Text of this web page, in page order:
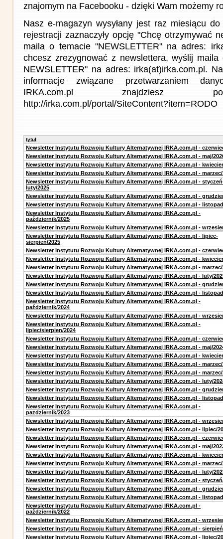
znajomym na Facebooku - dzięki Wam możemy
Nasz e-magazyn wysyłany jest raz miesiącu
rejestracji zaznaczyły opcję "Chcę otrzymywać
maila o temacie "NEWSLETTER" na adres:
chcesz zrezygnować z newslettera, wyślij
NEWSLETTER" na adres: irka(at)irka.com.pl.
informacje związane przetwarzaniem
IRKA.com.pl znajdziesz
http://irka.com.pl/portal/SiteContent?item=RODO
tytuł
Newsletter Instytutu Rozwoju Kultury Alternatywnej IRKA.com.pl -
Newsletter Instytutu Rozwoju Kultury Alternatywnej IRKA.com.pl - maj/
Newsletter Instytutu Rozwoju Kultury Alternatywnej IRKA.com.pl -
Newsletter Instytutu Rozwoju Kultury Alternatywnej IRKA.com.pl - marzec/
Newsletter Instytutu Rozwoju Kultury Alternatywnej IRKA.com.pl -
luty/2025
Newsletter Instytutu Rozwoju Kultury Alternatywnej IRKA.com.pl -
Newsletter Instytutu Rozwoju Kultury Alternatywnej IRKA.com.pl -
Newsletter Instytutu Rozwoju Kultury Alternatywnej IRKA.com.pl -
październik/2025
Newsletter Instytutu Rozwoju Kultury Alternatywnej IRKA.com.pl -
Newsletter Instytutu Rozwoju Kultury Alternatywnej IRKA.com.pl - lipiec-
sierpień/2025
Newsletter Instytutu Rozwoju Kultury Alternatywnej IRKA.com.pl -
Newsletter Instytutu Rozwoju Kultury Alternatywnej IRKA.com.pl -
Newsletter Instytutu Rozwoju Kultury Alternatywnej IRKA.com.pl - marzec/
Newsletter Instytutu Rozwoju Kultury Alternatywnej IRKA.com.pl - luty/
Newsletter Instytutu Rozwoju Kultury Alternatywnej IRKA.com.pl -
Newsletter Instytutu Rozwoju Kultury Alternatywnej IRKA.com.pl -
Newsletter Instytutu Rozwoju Kultury Alternatywnej IRKA.com.pl -
październik/2024
Newsletter Instytutu Rozwoju Kultury Alternatywnej IRKA.com.pl -
Newsletter Instytutu Rozwoju Kultury Alternatywnej IRKA.com.pl -
lipiec/sierpien/2024
Newsletter Instytutu Rozwoju Kultury Alternatywnej IRKA.com.pl -
Newsletter Instytutu Rozwoju Kultury Alternatywnej IRKA.com.pl - maj/
Newsletter Instytutu Rozwoju Kultury Alternatywnej IRKA.com.pl -
Newsletter Instytutu Rozwoju Kultury Alternatywnej IRKA.com.pl - marzec/
Newsletter Instytutu Rozwoju Kultury Alternatywnej IRKA.com.pl - marzec/
Newsletter Instytutu Rozwoju Kultury Alternatywnej IRKA.com.pl - luty/
Newsletter Instytutu Rozwoju Kultury Alternatywnej IRKA.com.pl -
Newsletter Instytutu Rozwoju Kultury Alternatywnej IRKA.com.pl -
Newsletter Instytutu Rozwoju Kultury Alternatywnej IRKA.com.pl -
pazdziernik/2023
Newsletter Instytutu Rozwoju Kultury Alternatywnej IRKA.com.pl -
Newsletter Instytutu Rozwoju Kultury Alternatywnej IRKA.com.pl - lipiec/
Newsletter Instytutu Rozwoju Kultury Alternatywnej IRKA.com.pl -
Newsletter Instytutu Rozwoju Kultury Alternatywnej IRKA.com.pl - maj/
Newsletter Instytutu Rozwoju Kultury Alternatywnej IRKA.com.pl -
Newsletter Instytutu Rozwoju Kultury Alternatywnej IRKA.com.pl - marzec/
Newsletter Instytutu Rozwoju Kultury Alternatywnej IRKA.com.pl - luty/
Newsletter Instytutu Rozwoju Kultury Alternatywnej IRKA.com.pl -
Newsletter Instytutu Rozwoju Kultury Alternatywnej IRKA.com.pl -
Newsletter Instytutu Rozwoju Kultury Alternatywnej IRKA.com.pl -
Newsletter Instytutu Rozwoju Kultury Alternatywnej IRKA.com.pl -
październik/2022
Newsletter Instytutu Rozwoju Kultury Alternatywnej IRKA.com.pl -
Newsletter Instytutu Rozwoju Kultury Alternatywnej IRKA.com.pl -
Newsletter Instytutu Rozwoju Kultury Alternatywnej IRKA.com.pl - lipiec/